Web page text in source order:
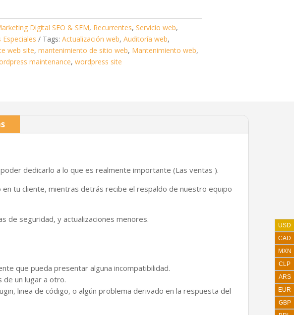
Digital SEO & SEM, Recurrentes,Servicio web,
Tags:Actualización web,Auditoría web,
web site,mantenimiento de sitio web, Mantenimiento web,
maintenance,wordpress site
dedicarlo a lo que es realmente importante (Las ventas ).
tu cliente, mientras detrás recibe el respaldo de nuestro equipo
de seguridad, y actualizaciones menores.
que pueda presentar alguna incompatibilidad.
un lugar a otro.
linea de código, o algún problema derivado en la respuesta del
USD
CAD
MXN
CLP
ARS
EUR
GBP